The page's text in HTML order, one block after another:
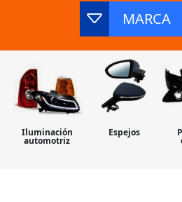
Iluminación
automotriz
Espejos